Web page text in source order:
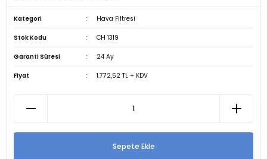
Kategori Hava Filtresi
Stok Kodu CH 1319
Garanti Süresi 24 Ay
Fiyat 1.772,52 TL + KDV
Sepete Ekle